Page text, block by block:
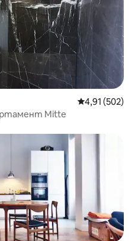
Средна
4,91 (502)
Mitte